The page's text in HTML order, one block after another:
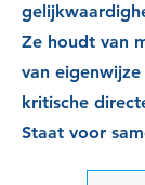
Ze houdt van
van
kritische
Staat voor